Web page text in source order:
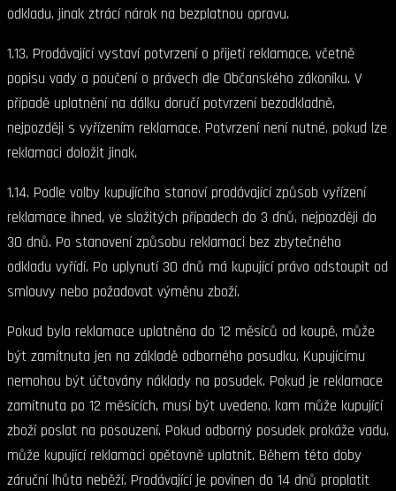
odkladu, jinak ztrácí nárok na bezplatnou opravu.
1.13. Prodávající vystaví potvrzení o přijetí reklamace, včetně
popisu vady a poučení o právech dle Občanského zákoníku. V
případě uplatnění na dálku doručí potvrzení bezodkladně,
nejpozději s vyřízením reklamace. Potvrzení není nutné, pokud lze
reklamaci doložit jinak.
1.14. Podle volby kupujícího stanoví prodávající způsob vyřízení
reklamace ihned, ve složitých případech do 3 dnů, nejpozději do
30 dnů. Po stanovení způsobu reklamaci bez zbytečného
odkladu vyřídí. Po uplynutí 30 dnů má kupující právo odstoupit od
smlouvy nebo požadovat výměnu zboží.
Pokud byla reklamace uplatněna do 12 měsíců od koupě, může
být zamítnuta jen na základě odborného posudku. Kupujícímu
nemohou být účtovány náklady na posudek. Pokud je reklamace
zamítnuta po 12 měsících, musí být uvedeno, kam může kupující
zboží poslat na posouzení. Pokud odborný posudek prokáže vadu,
může kupující reklamaci opětovně uplatnit. Během této doby
záruční lhůta neběží. Prodávající je povinen do 14 dnů proplatit